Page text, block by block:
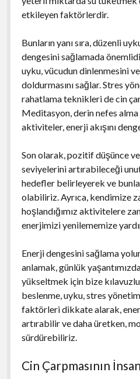
etkileyen faktörlerdir.
Bunların yanı sıra, düzenli
dengesini sağlamada
uyku, vücudun dinlenmesini
doldurmasını sağlar. Stres
rahatlama teknikleri de cin
Meditasyon, derin nefes
aktiviteler, enerji akışını
Son olarak, pozitif düşünce
seviyelerini artırabileceği
hedefler belirleyerek ve
olabiliriz. Ayrıca, kendimize
hoşlandığımız aktivitelere
enerjimizi yenilememize
Enerji dengesini sağlama
anlamak, günlük
yükseltmek için bize
beslenme, uyku, stres
faktörleri dikkate alarak,
artırabilir ve daha üretken,
sürdürebiliriz.
Cin Çarpmasının